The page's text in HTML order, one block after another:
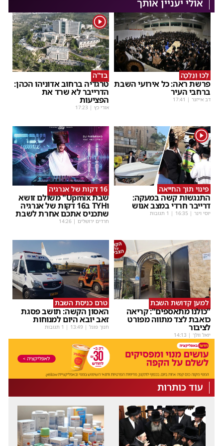
אולי יעניין אותך
לְכוּ וְנֵלְכָה
פרשת ראה: כל אירועי השבת
ברחבי העיר
דב אייזנר |
17:41
1
בד"ה
טרגדיה ברחוב אדוניהו הכהן:
הדרייבר לא שרד את
הפציעות
אורי כץ |
17:23
1
פינוי תוך החייאה
התנגשות קשה במעקה:
דרייבר חרדי במצב אנוש
יוסי וינר |
16:35 | 1 תגובות
16 דקות של אנרגיה
שבת Upmix" משולם זושא
וTYH ב16 דקות של אנרגיה
שתכניס אתכם אחרת לשבת
חרדים ירושלים |
14:26
למען קדושת השבת
"כולנו מתאספים": קריאה
כואבת לצד מתווה מפורט
לציבור
יואל וולך |
14:13
טרם כניסת השבת
האסון הקשה: תושב פסגת
זאב יובא היום למנוחות
חנוך פוגל |
13:49 | 1 תגובות
עוד כותרות